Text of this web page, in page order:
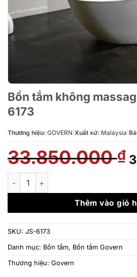
Bồn tắm không
6173
Thương hiệu: GOVERN Xuất xứ: Malaysia
33.850.000₫
Bồn tắm không massage Govern JS-
Thêm vào giỏ
SKU: JS-6173
Danh mục: Bồn tắm, Bồn tắm Govern
Thương hiệu: Govern